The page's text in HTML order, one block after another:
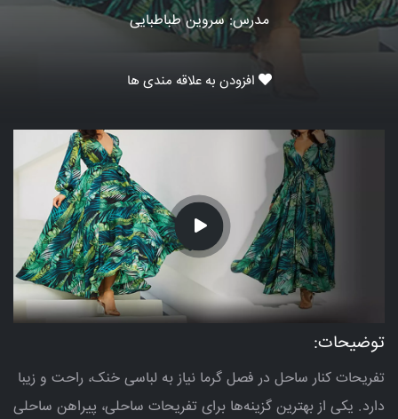
مدرس: سروین طباطبایی
افزودن به علاقه مندی ها
توضیحات:
تفریحات کنار ساحل در فصل گرما نیاز به لباسی خنک، راحت و زیبا
دارد. یکی از بهترین گزینه‌ها برای تفریحات ساحلی، پیراهن ساحلی